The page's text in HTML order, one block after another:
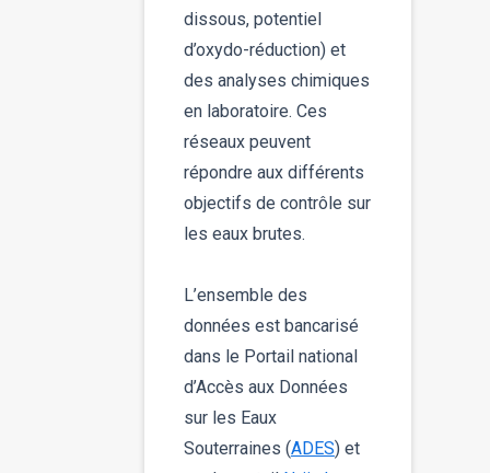
dissous, potentiel
d’oxydo-réduction) et
des analyses chimiques
en laboratoire. Ces
réseaux peuvent
répondre aux différents
objectifs de contrôle sur
les eaux brutes.
L’ensemble des
données est bancarisé
dans le Portail national
d’Accès aux Données
sur les Eaux
Souterraines (ADES) et